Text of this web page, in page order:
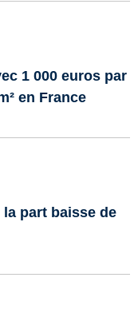
1 000 euros par
en France
part baisse de